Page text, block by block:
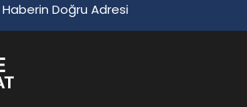
Haberin Doğru Adresi